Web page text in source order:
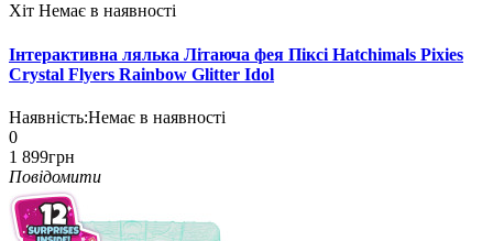
Хіт Немає в наявності
Інтерактивна лялька Літаюча фея Піксі Hatchimals Pixies
Crystal Flyers Rainbow Glitter Idol
Наявність:Немає в наявності
0
1 899грн
Повідомити